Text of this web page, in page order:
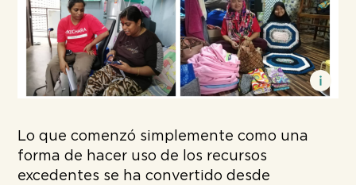
Lo que comenzó simplemente como una
forma de hacer uso de los recursos
excedentes se ha convertido desde